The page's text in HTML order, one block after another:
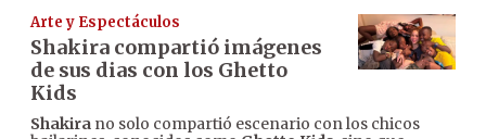
Arte y Espectáculos
Shakira compartió imágenes
de sus dias con los Ghetto
Kids
Shakira no solo compartió escenario con los chicos